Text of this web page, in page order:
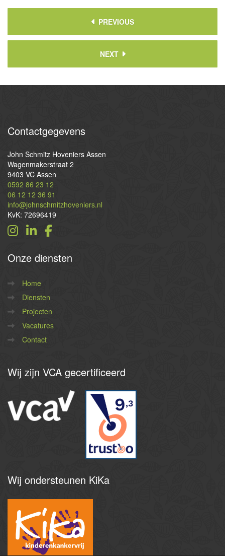
PREVIOUS
NEXT
Contactgegevens
John Schmitz Hoveniers Assen
Wagenmakerstraat 2
9403 VC Assen
0592 86 23 12
06 12 12 36 91
info@johnschmitzhoveniers.nl
KvK: 72696419
Onze diensten
Home
Diensten
Projecten
Vacatures
Contact
Wij zijn VCA gecertificeerd
9,3
Wij ondersteunen KiKa